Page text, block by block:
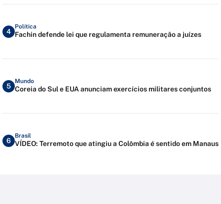
4
Política
Fachin defende lei que regulamenta remuneração a juízes
5
Mundo
Coreia do Sul e EUA anunciam exercícios militares conjuntos
6
Brasil
VÍDEO: Terremoto que atingiu a Colômbia é sentido em Manaus